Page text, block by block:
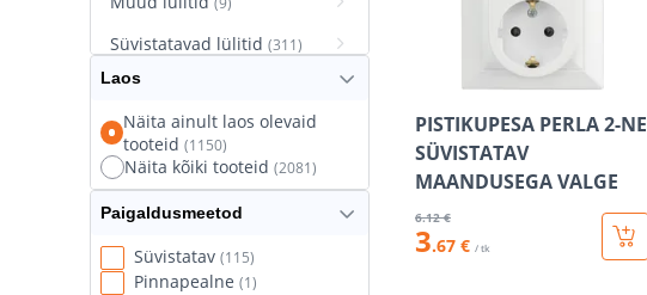
PISTIKUPESA PERLA 2-NE
SÜVISTATAV
MAANDUSEGA VALGE
6.12 €
3.67 € / tk
Süvistatavad lülitid (311)
Süvistatavad pistikupesad
Termostaatlülitid
Laos
Näita ainult laos olevaid
tooteid (1150)
Näita kõiki tooteid (2081)
Paigaldusmeetod
Süvistatav (115)
Pinnapealne (1)